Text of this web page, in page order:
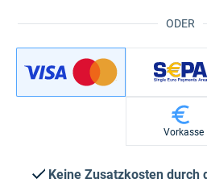
ODER
Vorkasse
Keine Zusatzkosten durch